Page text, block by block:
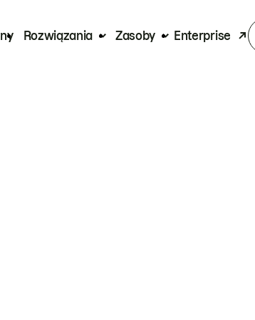
Rozwiązania Zasoby Enterprise